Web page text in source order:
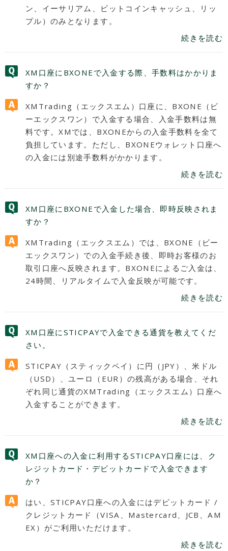
ン、イーサリアム、ビットコインキャッシュ、リッ
プル）のみとなります。
続きを読む
XM口座にBXONEで入金する際、手数料はかかりま
すか？
XMTrading（エックスエム）口座に、BXONE（ビ
ーエックスワン）で入金する場合、入金手数料は無
料です。XMでは、BXONEからの入金手数料を全て
負担しています。ただし、BXONEウォレット口座へ
の入金には別途手数料がかかります。
続きを読む
XM口座にBXONEで入金した場合、即時反映されま
すか？
XMTrading（エックスエム）では、BXONE（ビー
エックスワン）での入金手続き後、即時お客様のお
取引口座へ反映されます。BXONEによるご入金は、
24時間、リアルタイムで入金反映が可能です。
続きを読む
XM口座にSTICPAYで入金できる通貨を教えてくだ
さい。
STICPAY（スティックペイ）に円（JPY）、米ドル
（USD）、ユーロ（EUR）の残高がある場合、それ
ぞれ同じ通貨のXMTrading（エックスエム）口座へ
入金することができます。
続きを読む
XM口座への入金に利用するSTICPAY口座には、ク
レジットカード・デビットカードで入金できます
か？
はい、STICPAY口座への入金にはデビットカード /
クレジットカード（VISA、Mastercard、JCB、AM
EX）がご利用いただけます。
続きを読む